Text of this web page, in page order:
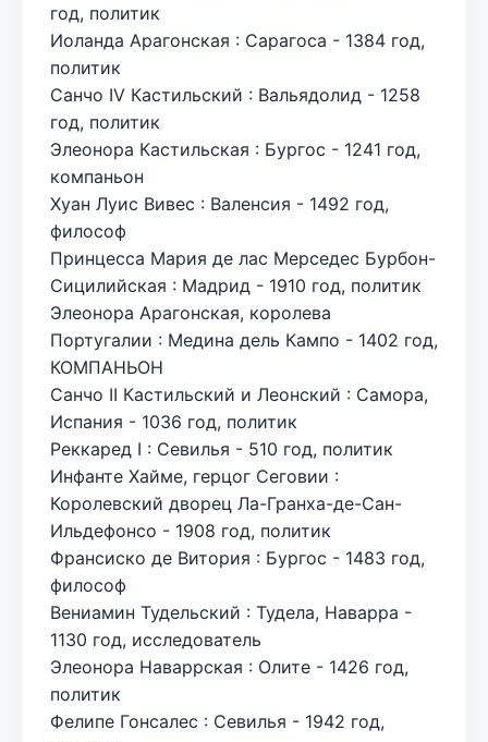
год, политик
Иоланда Арагонская : Сарагоса - 1384 год,
политик
Санчо IV Кастильский : Вальядолид - 1258
год, политик
Элеонора Кастильская : Бургос - 1241 год,
компаньон
Хуан Луис Вивес : Валенсия - 1492 год,
философ
Принцесса Мария де лас Мерседес Бурбон-
Сицилийская : Мадрид - 1910 год, политик
Элеонора Арагонская, королева
Португалии : Медина дель Кампо - 1402 год,
КОМПАНЬОН
Санчо II Кастильский и Леонский : Самора,
Испания - 1036 год, политик
Реккаред I : Севилья - 510 год, политик
Инфанте Хайме, герцог Сеговии :
Королевский дворец Ла-Гранха-де-Сан-
Ильдефонсо - 1908 год, политик
Франсиско де Витория : Бургос - 1483 год,
философ
Вениамин Тудельский : Тудела, Наварра -
1130 год, исследователь
Элеонора Наваррская : Олите - 1426 год,
политик
Фелипе Гонсалес : Севилья - 1942 год,